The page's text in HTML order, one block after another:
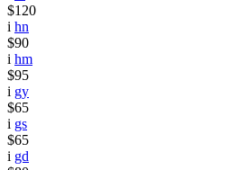
$120
i hn
$90
i hm
$95
i gy
$65
i gs
$65
i gd